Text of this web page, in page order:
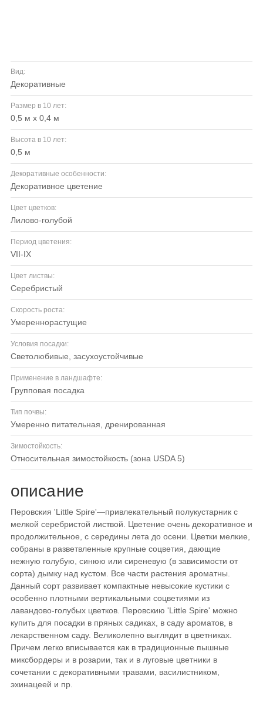
Вид:
декоративные
Размер в 10 лет:
0,5 м х 0,4 м
Высота в 10 лет:
0,5 м
Декоративные особенности:
декоративное цветение
Цвет цветков:
лилово-голубой
Период цветения:
VII-IX
Цвет листвы:
серебристый
Скорость роста:
умереннорастущие
Условия посадки:
светолюбивые, засухоустойчивые
Применение в ландшафте:
групповая посадка
Тип почвы:
умеренно питательная, дренированная
Зимостойкость:
относительная зимостойкость (зона USDA 5)
описание
Перовския 'Little Spire'—привлекательный полукустарник с
мелкой серебристой листвой. Цветение очень декоративное и
продолжительное, с середины лета до осени. Цветки мелкие,
собраны в разветвленные крупные соцветия, дающие
нежную голубую, синюю или сиреневую (в зависимости от
сорта) дымку над кустом. Все части растения ароматны.
Данный сорт развивает компактные невысокие кустики с
особенно плотными вертикальными соцветиями из
лавандово-голубых цветков. Перовскию 'Little Spire' можно
купить для посадки в пряных садиках, в саду ароматов, в
лекарственном саду. Великолепно выглядит в цветниках.
Причем легко вписывается как в традиционные пышные
миксбордеры и в розарии, так и в луговые цветники в
сочетании с декоративными травами, василистником,
эхинацеей и пр.